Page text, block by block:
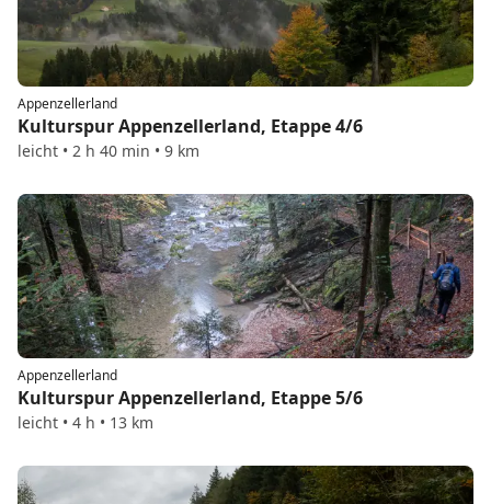
Appenzellerland
Kulturspur Appenzellerland, Etappe 4/6
leicht • 2 h 40 min • 9 km
Appenzellerland
Kulturspur Appenzellerland, Etappe 5/6
leicht • 4 h • 13 km